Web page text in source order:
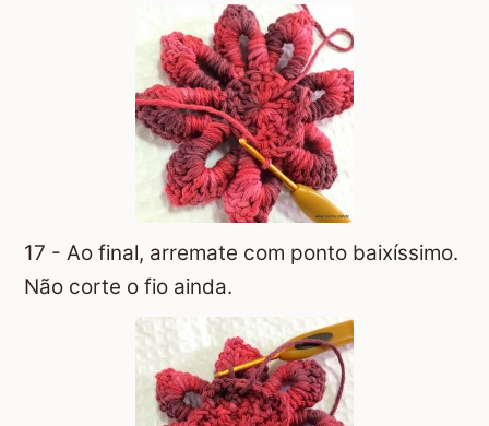
17 - Ao final, arremate com ponto baixíssimo.
Não corte o fio ainda.